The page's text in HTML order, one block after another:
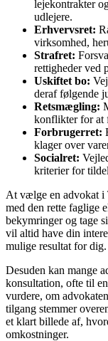
lejekontrakter
udlejere.
Erhvervsret:
virksomhed,
Strafret:
rettigheder ved
Uskiftet bo:
deraf følgende
Retsmægling:
konflikter for at
Forbrugerret:
klager over
Socialret:
kriterier for
At vælge en advokat i
med den rette faglige
bekymringer og tage
vil altid have din
mulige resultat for dig.
Desuden kan mange
konsultation, ofte til
vurdere, om
tilgang stemmer
et klart billede af,
omkostninger.